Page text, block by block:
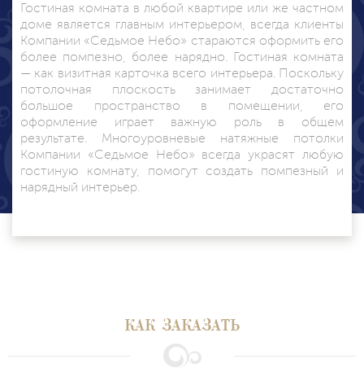
Гостиная комната в любой квартире или же частном
доме является главным интерьером, всегда клиенты
Компании «Седьмое Небо» стараются оформить его
более помпезно, более нарядно. Гостиная комната
— как визитная карточка всего интерьера. Поскольку
потолочная плоскость занимает достаточно
большое пространство в помещении, его
оформление играет важную роль в общем
результате. Многоуровневые натяжные потолки
Компании «Седьмое Небо» всегда украсят любую
гостиную комнату, помогут создать помпезный и
нарядный интерьер.
КАК ЗАКАЗАТЬ